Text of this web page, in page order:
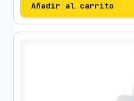
Añadir al carrito